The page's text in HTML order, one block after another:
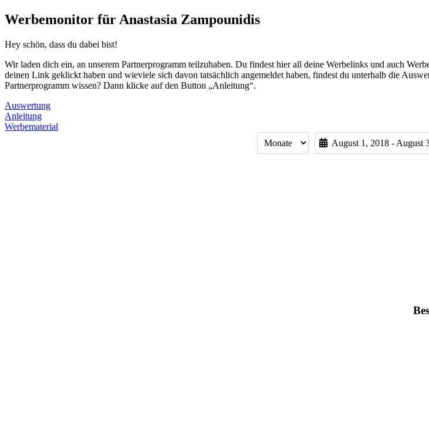
Werbemonitor für Anastasia Zampounidis
Hey schön, dass du dabei bist!
Wir laden dich ein, an unserem Partnerprogramm teilzuhaben. Du findest hier all deine Werbelinks und auch
deinen Link geklickt haben und wieviele sich davon tatsächlich angemeldet haben, findest du unterhalb die
Partnerprogramm wissen? Dann klicke auf den Button „Anleitung“.
Auswertung
Anleitung
Werbematerial
August 1, 2018 - August